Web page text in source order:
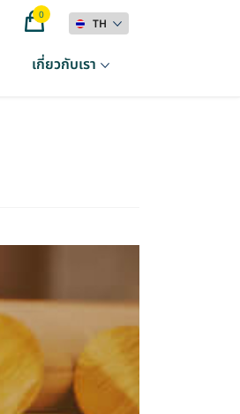
0
TH
เกี่ยวกับเรา